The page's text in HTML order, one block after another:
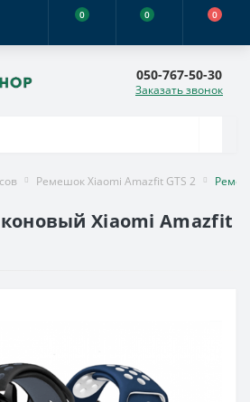
0 0 0
050-767-50-30
Заказать звонок
Ремешок Xiaomi Amazfit GTS 2
Xiaomi Amazfit